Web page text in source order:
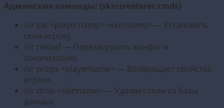
Админские команды: (skinsrestorer.cmds)
/sr set <playername> <skinname> — Установить
скин игроку.
/sr reload — Перезагрузить конфиг и
локализацию.
/sr props <playername> — Возвращает свойства
игрока.
/sr drop <skinname> — Удаляет скин из базы
данных.